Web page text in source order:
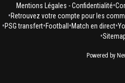
Mentions Légales - Confidentialité•
•Retrouvez votre compte pour les
•PSG transfert•Football •Match en direct•
•
Powered by